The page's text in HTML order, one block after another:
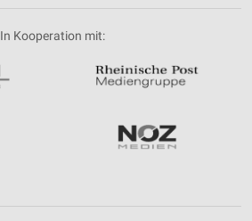
In Kooperation mit: